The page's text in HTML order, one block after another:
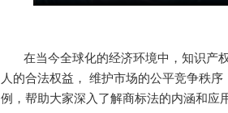
在当今全球化的经济环境中，知识产权
人的合法权益， 维护市场的公平竞争秩
例，帮助大家深入了解商标法的内涵和应